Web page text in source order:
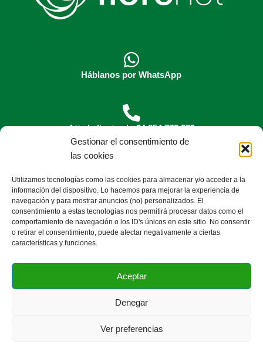
Gestionar el consentimiento de
las cookies
Utilizamos tecnologías como las cookies para almacenar y/o acceder a la
información del dispositivo. Lo hacemos para mejorar la experiencia de
navegación y para mostrar anuncios (no) personalizados. El
consentimiento a estas tecnologías nos permitirá procesar datos como el
comportamiento de navegación o los ID's únicos en este sitio. No consentir
o retirar el consentimiento, puede afectar negativamente a ciertas
características y funciones.
Aceptar
Denegar
Ver preferencias
Háblanos por WhatsApp
Att al cliente al +34 854 772 379
Escríbenos ainfo@florenet.com
¿Qué es Florenet?PreciosVideotutoriales
BlogContáctanos
Preguntas frecuentes
Devoluciones y Cancelaciones
Política de privacidadPolítica de cookies
COPYRIGHT © 2025 Florenet - El software para floristas
💬 ¿Necesitas ayuda? Escríbenos